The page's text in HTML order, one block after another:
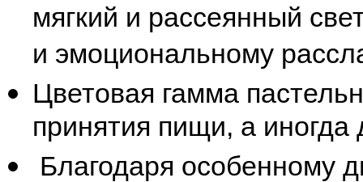
мягкий и рассеянный
и эмоциональному
Цветовая гамма
принятия пищи, а иногда
Благодаря особенному